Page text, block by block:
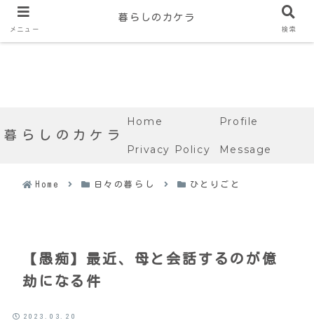
暮らしのカケラ
Home Profile
Privacy Policy Message
Home 日々の暮らし ひとりごと
【愚痴】最近、母と会話するのが億
劫になる件
2023.03.20
メニュー
暮らしのカケラ
検索